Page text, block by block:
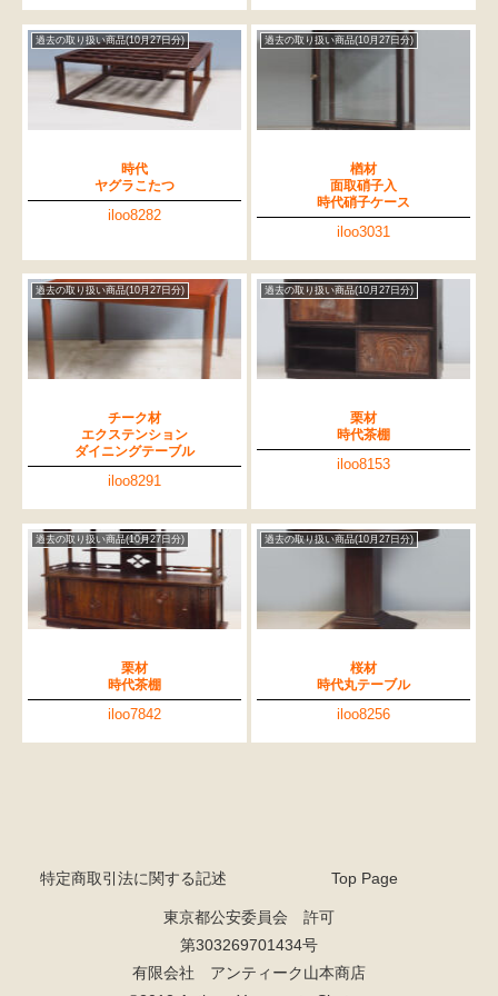
過去の取り扱い商品(10月27日分)
時代
ヤグラこたつ
iloo8282
過去の取り扱い商品(10月27日分)
楢材
面取硝子入
時代硝子ケース
iloo3031
過去の取り扱い商品(10月27日分)
チーク材
エクステンション
ダイニングテーブル
iloo8291
過去の取り扱い商品(10月27日分)
栗材
時代茶棚
iloo8153
過去の取り扱い商品(10月27日分)
栗材
時代茶棚
iloo7842
過去の取り扱い商品(10月27日分)
桜材
時代丸テーブル
iloo8256
特定商取引法に関する記述 Top Page
東京都公安委員会 許可
第303269701434号
有限会社 アンティーク山本商店
検索
人気の検索キーワード
2557 2471 2729 2678 2905 2925 2990
箪笥 2873